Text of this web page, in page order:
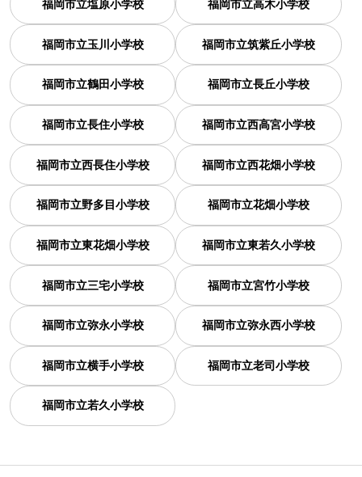
福岡市立塩原小学校 福岡市立高木小学校
福岡市立玉川小学校 福岡市立筑紫丘小学校
福岡市立鶴田小学校 福岡市立長丘小学校
福岡市立長住小学校 福岡市立西高宮小学校
福岡市立西長住小学校 福岡市立西花畑小学校
福岡市立野多目小学校 福岡市立花畑小学校
福岡市立東花畑小学校 福岡市立東若久小学校
福岡市立三宅小学校 福岡市立宮竹小学校
福岡市立弥永小学校 福岡市立弥永西小学校
福岡市立横手小学校 福岡市立老司小学校
福岡市立若久小学校